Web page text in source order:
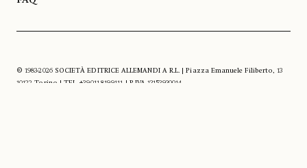
© 1983-2026 SOCIETÀ EDITRICE ALLEMANDI A R.L. | Piazza Emanuele Filiberto, 13
10122 Torino | TEL. +39.011.819.9111 | P.IVA 13153930014